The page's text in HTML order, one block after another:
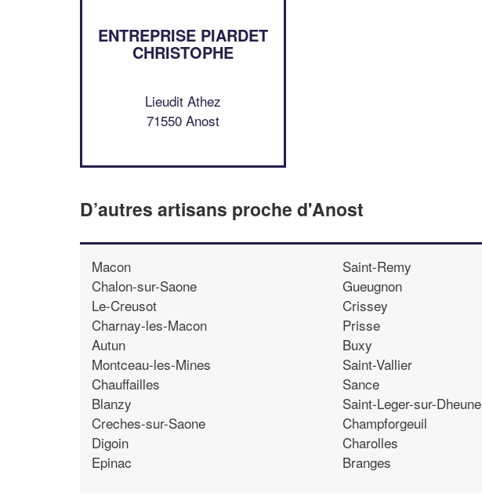
ENTREPRISE PIARDET
CHRISTOPHE
Lieudit Athez
71550 Anost
D’autres artisans proche d'Anost
Macon
Chalon-sur-Saone
Le-Creusot
Charnay-les-Macon
Autun
Montceau-les-Mines
Chauffailles
Blanzy
Creches-sur-Saone
Digoin
Epinac
Saint-Remy
Gueugnon
Crissey
Prisse
Buxy
Saint-Vallier
Sance
Saint-Leger-sur-Dheune
Champforgeuil
Charolles
Branges